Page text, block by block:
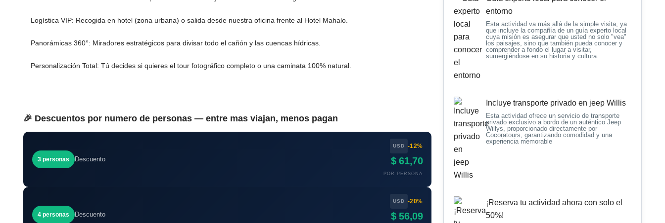
Logística VIP: Recogida en hotel (zona urbana) o salida desde nuestra oficina frente al Hotel Mahalo.
Panorámicas 360°: Miradores estratégicos para divisar todo el cañón y las cuencas hídricas.
Personalización Total: Tú decides si quieres el tour fotográfico completo o una caminata 100% natural.
🎉 Descuentos por numero de personas — entre mas viajan, menos pagan
3 personas Descuento
USD -12%
$ 61,70
POR PERSONA
4 personas Descuento
USD -20%
$ 56,09
entorno
Esta actividad va más allá de la simple visita, ya
que incluye la compañía de un guía experto local
cuya misión es asegurar que usted no solo "vea"
los paisajes, sino que también pueda conocer y
comprender a fondo el lugar a visitar,
sumergiéndose en su historia y cultura.
Incluye transporte privado en jeep Willis
Esta actividad ofrece un servicio de transporte
privado exclusivo a bordo de un auténtico Jeep
Willys, proporcionado directamente por
Cocoratours, garantizando comodidad y una
experiencia memorable
¡Reserva tu actividad ahora con solo el
50%!